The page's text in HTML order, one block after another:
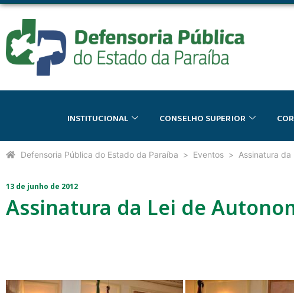
INSTITUCIONAL CONSELHO SUPERIOR
Defensoria Pública do Estado da Paraíba Eventos Assinatura
13 de junho de 2012
Assinatura da Lei de